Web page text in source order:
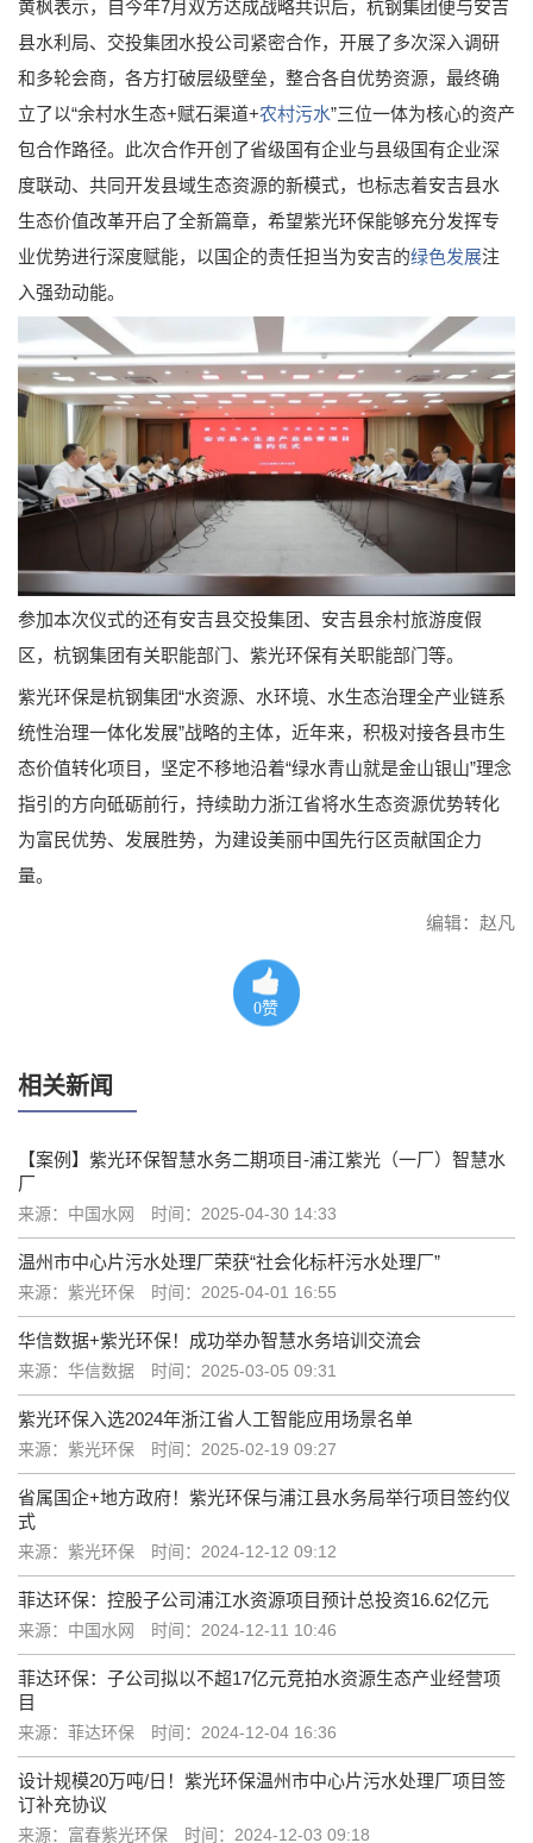
黄枫表示，自今年7月双方达成战略共识后，杭钢集团便与安吉
县水利局、交投集团水投公司紧密合作，开展了多次深入调研
和多轮会商，各方打破层级壁垒，整合各自优势资源，最终确
立了以“余村水生态+赋石渠道+农村污水”三位一体为核心的资产
包合作路径。此次合作开创了省级国有企业与县级国有企业深
度联动、共同开发县域生态资源的新模式，也标志着安吉县水
生态价值改革开启了全新篇章，希望紫光环保能够充分发挥专
业优势进行深度赋能，以国企的责任担当为安吉的绿色发展注
入强劲动能。
参加本次仪式的还有安吉县交投集团、安吉县余村旅游度假
区，杭钢集团有关职能部门、紫光环保有关职能部门等。
紫光环保是杭钢集团“水资源、水环境、水生态治理全产业链系
统性治理一体化发展”战略的主体，近年来，积极对接各县市生
态价值转化项目，坚定不移地沿着“绿水青山就是金山银山”理念
指引的方向砥砺前行，持续助力浙江省将水生态资源优势转化
为富民优势、发展胜势，为建设美丽中国先行区贡献国企力
量。
编辑：赵凡
0赞
相关新闻
【案例】紫光环保智慧水务二期项目-浦江紫光（一厂）智慧水
厂
来源：中国水网 时间：2025-04-30 14:33
温州市中心片污水处理厂荣获“社会化标杆污水处理厂”
来源：紫光环保 时间：2025-04-01 16:55
​华信数据+紫光环保！成功举办智慧水务培训交流会
来源：​华信数据 时间：2025-03-05 09:31
紫光环保入选2024年浙江省人工智能应用场景名单
来源：紫光环保 时间：2025-02-19 09:27
省属国企+地方政府！紫光环保与浦江县水务局举行项目签约仪
式
来源：紫光环保 时间：2024-12-12 09:12
菲达环保：控股子公司浦江水资源项目预计总投资16.62亿元
来源：中国水网 时间：2024-12-11 10:46
菲达环保：子公司拟以不超17亿元竞拍水资源生态产业经营项
目
来源：菲达环保 时间：2024-12-04 16:36
设计规模20万吨/日！紫光环保温州市中心片污水处理厂项目签
订补充协议
来源：富春紫光环保 时间：2024-12-03 09:18